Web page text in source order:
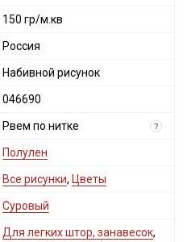
150 гр/м.кв
Россия
Набивной рисунок
046690
Рвем по нитке ?
Полулен
Все рисунки, Цветы
Суровый
Для легких штор, занавесок,